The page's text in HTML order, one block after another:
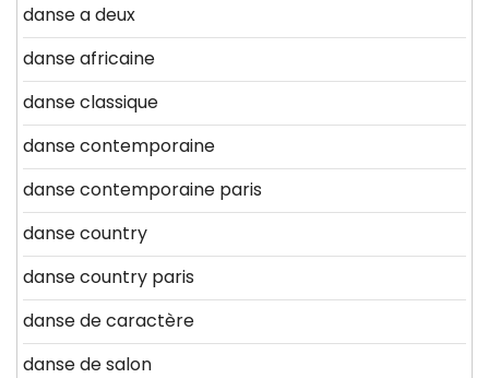
danse a deux
danse africaine
danse classique
danse contemporaine
danse contemporaine paris
danse country
danse country paris
danse de caractère
danse de salon